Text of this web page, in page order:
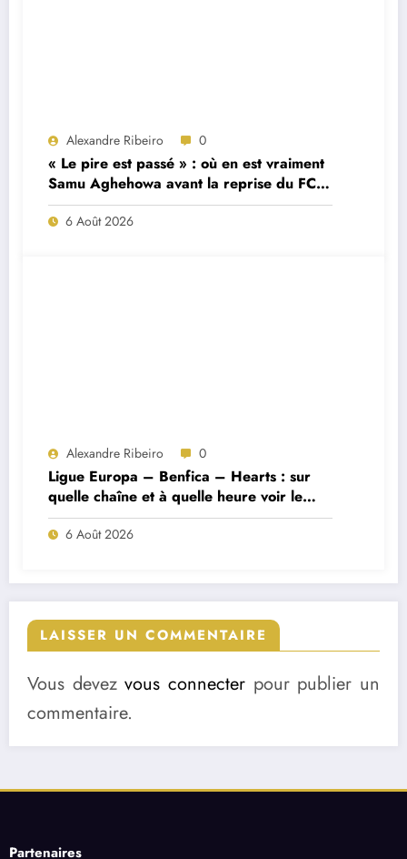
Alexandre Ribeiro 0
« Le pire est passé » : où en est vraiment
Samu Aghehowa avant la reprise du FC
Porto ?
6 Août 2026
Alexandre Ribeiro 0
Ligue Europa – Benfica – Hearts : sur
quelle chaîne et à quelle heure voir le
match ?
6 Août 2026
LAISSER UN COMMENTAIRE
Vous devezvous connecter pour publier un
commentaire.
Partenaires